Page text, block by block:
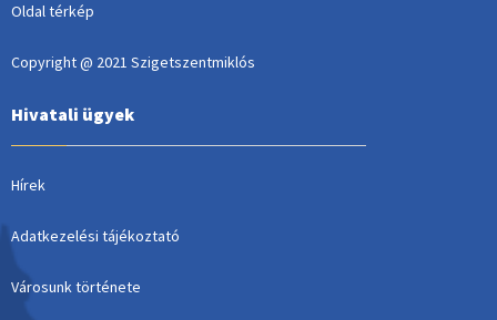
Oldal térkép
Copyright @ 2021 Szigetszentmiklós
Hivatali ügyek
Hírek
Adatkezelési tájékoztató
Városunk története